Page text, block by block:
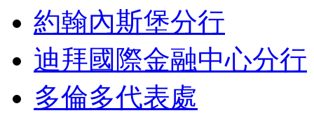
約翰內斯堡分行
迪拜國際金融中心分行
多倫多代表處